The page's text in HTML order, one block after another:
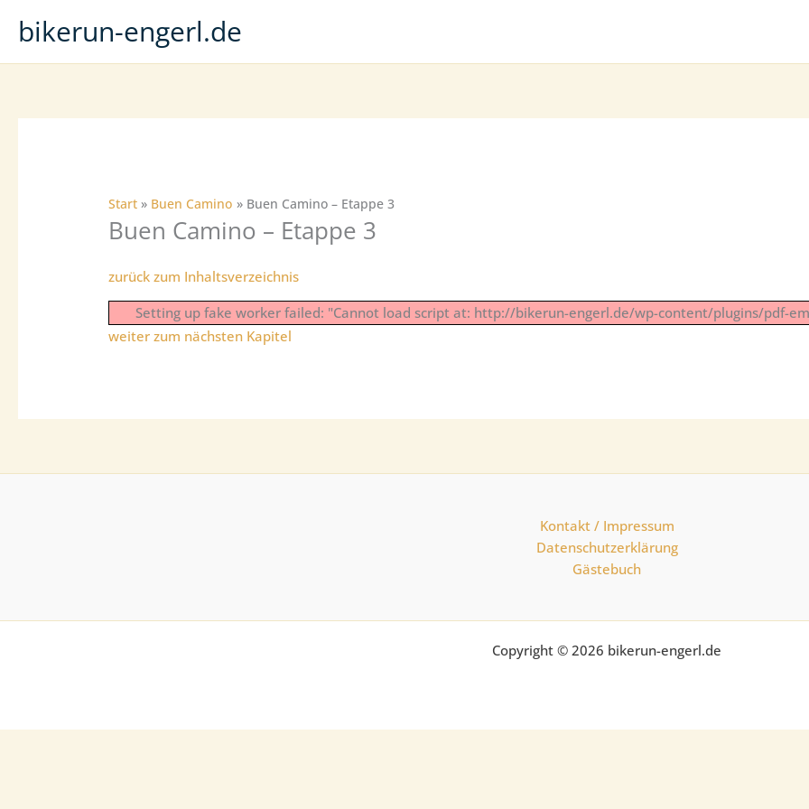
Inhaltbikerun-engerl.de
Start Buen Camino Buen Camino – Etappe 3
Buen Camino – Etappe 3
zurück zum Inhaltsverzeichnis
Setting up fake worker failed: "Cannot load script at: http://bikerun-engerl.de/wp-content/plugins/pdf-
weiter zum nächsten Kapitel
Kontakt / Impressum
Datenschutzerklärung
Gästebuch
Copyright © 2026 bikerun-engerl.de